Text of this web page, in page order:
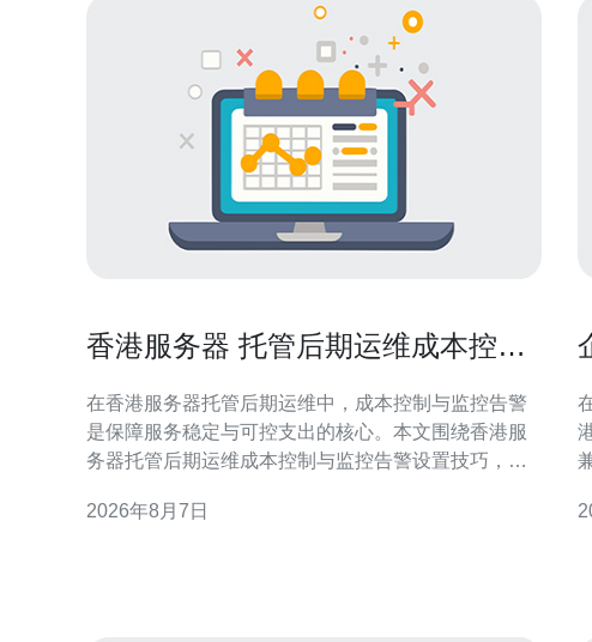
香港服务器 托管后期运维成本控制
在香港服务器托管后期运维中，成本控制与监控告警
是保障服务稳定与可控支出的核心。本文围绕香港服
务器托管后期运维成本控制与监控告警设置技巧，提
前提下降低开支。 理解香港服务器托管后期运维成本
2026年8月7日